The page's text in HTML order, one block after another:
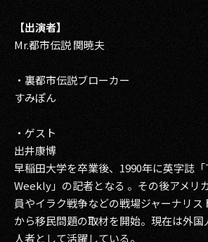
【出演者】
Mr.都市伝説 関暁夫
・裏都市伝説ブローカー
すみぽん
・ゲスト
出井康博
早稲田大学を卒業後、1990年に英字誌
Weekly」の記者となる 。その後アメリ
員やイラク戦争などの戦場ジャーナリス
から移民問題の取材を開始。現在は外
人者として活躍している。